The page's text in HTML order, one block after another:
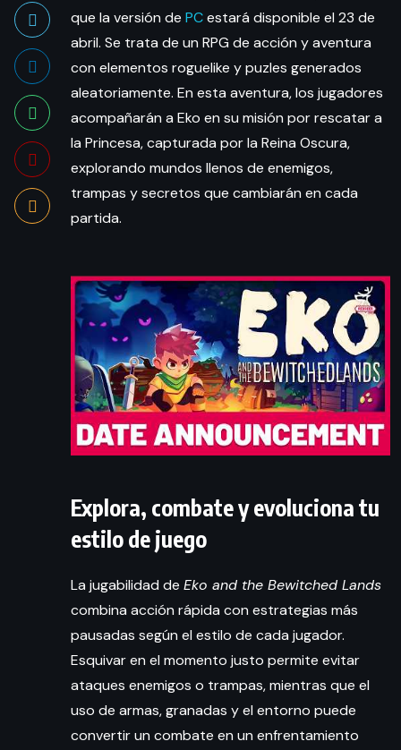
que la versión de PCestará disponible el 23 de
abril. Se trata de un RPG de acción y aventura
con elementos roguelike y puzles generados
aleatoriamente. En esta aventura, los jugadores
acompañarán a Eko en su misión por rescatar a
la Princesa, capturada por la Reina Oscura,
explorando mundos llenos de enemigos,
trampas y secretos que cambiarán en cada
partida.
Explora, combate y evoluciona tu
estilo de juego
La jugabilidad de Eko and the Bewitched Lands
combina acción rápida con estrategias más
pausadas según el estilo de cada jugador.
Esquivar en el momento justo permite evitar
ataques enemigos o trampas, mientras que el
uso de armas, granadas y el entorno puede
convertir un combate en un enfrentamiento